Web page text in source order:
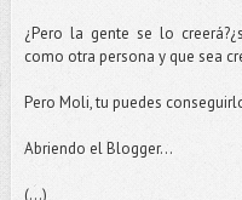
¿Pero la gente se lo
como otra persona y que sea
Pero Moli, tu puedes
Abriendo el Blogger...
(...)